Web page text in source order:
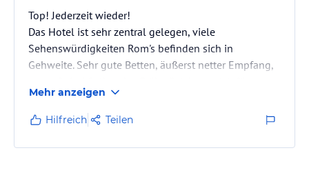
Top! Jederzeit wieder!
Das Hotel ist sehr zentral gelegen, viele
Sehenswürdigkeiten Rom's befinden sich in
Gehweite. Sehr gute Betten, äußerst netter Empfang,
italienische Verhältnisse sehen lassen!
Mehr anzeigen
Hilfreich Teilen